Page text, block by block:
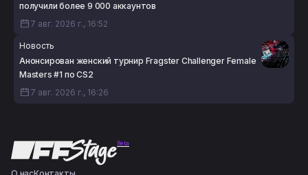
получили более 9 000 аккаунтов
7 авг. 2026 г., 16:52
Новость
Анонсирован женский турнир Fragster Challenger Female
Masters #1 по CS2
7 авг. 2026 г., 16:26
Beta